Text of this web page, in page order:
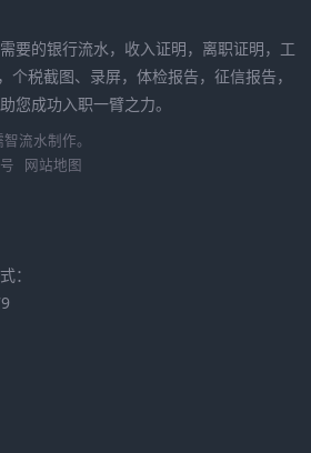
要的银行流水，收入证明，离职证明，工
个税截图、录屏，体检报告，征信报告，
您成功入职一臂之力。
智流水制作。
网站地图
：